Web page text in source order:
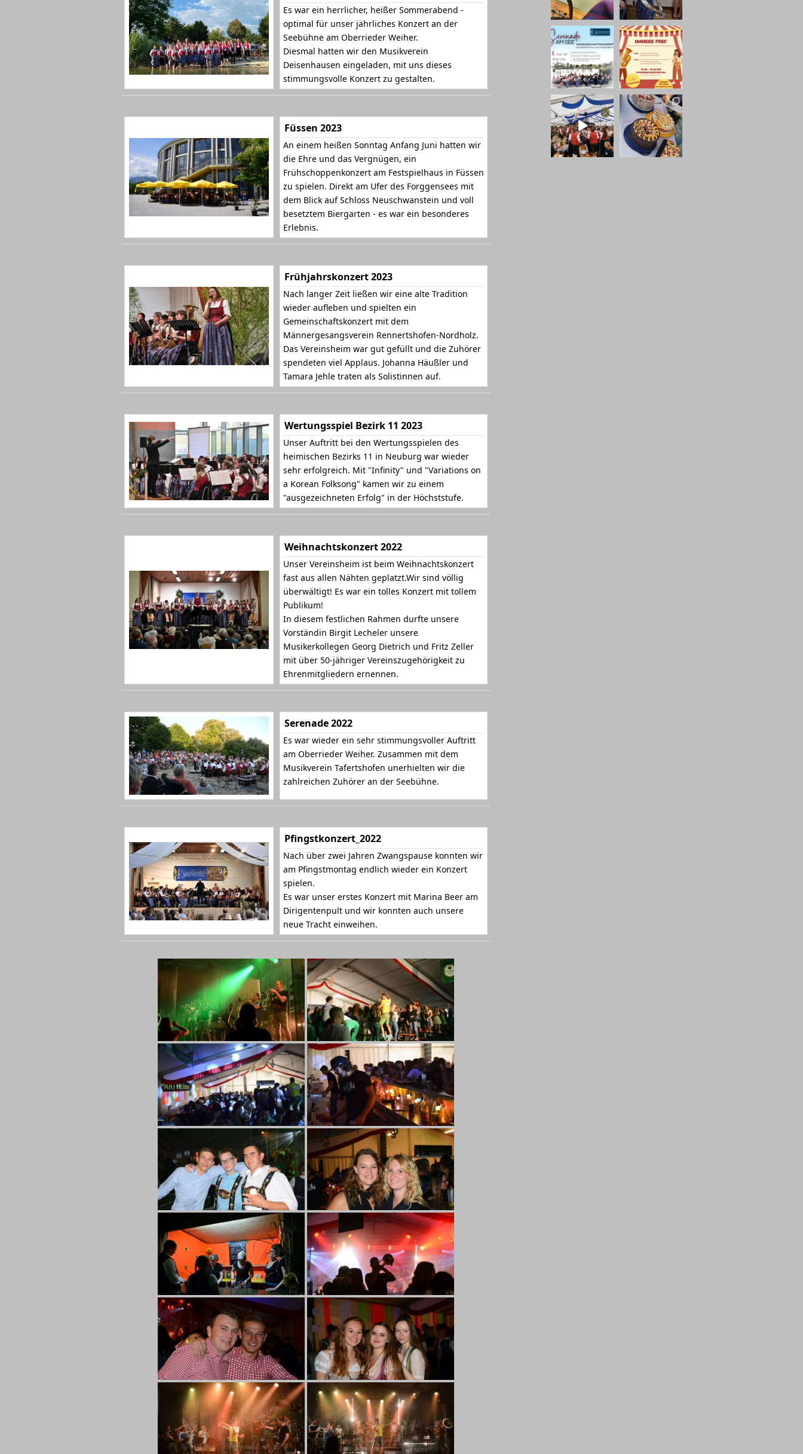
Es war ein herrlicher, heißer Sommerabend -
optimal für unser jährliches Konzert an der
Seebühne am Oberrieder Weiher.
Diesmal hatten wir den Musikverein
Deisenhausen eingeladen, mit uns dieses
stimmungsvolle Konzert zu gestalten.
Füssen 2023
An einem heißen Sonntag Anfang Juni hatten wir
die Ehre und das Vergnügen, ein
Frühschoppenkonzert am Festspielhaus in Füssen
zu spielen. Direkt am Ufer des Forggensees mit
dem Blick auf Schloss Neuschwanstein und voll
besetztem Biergarten - es war ein besonderes
Erlebnis.
Frühjahrskonzert 2023
Nach langer Zeit ließen wir eine alte Tradition
wieder aufleben und spielten ein
Gemeinschaftskonzert mit dem
Männergesangsverein Rennertshofen-Nordholz.
Das Vereinsheim war gut gefüllt und die Zuhörer
spendeten viel Applaus. Johanna Häußler und
Tamara Jehle traten als Solistinnen auf.
Wertungsspiel Bezirk 11 2023
Unser Auftritt bei den Wertungsspielen des
heimischen Bezirks 11 in Neuburg war wieder
sehr erfolgreich. Mit "Infinity" und "Variations on
a Korean Folksong" kamen wir zu einem
"ausgezeichneten Erfolg" in der Höchststufe.
Weihnachtskonzert 2022
Unser Vereinsheim ist beim Weihnachtskonzert
fast aus allen Nähten geplatzt.Wir sind völlig
überwältigt! Es war ein tolles Konzert mit tollem
Publikum!
In diesem festlichen Rahmen durfte unsere
Vorständin Birgit Lecheler unsere
Musikerkollegen Georg Dietrich und Fritz Zeller
mit über 50-jähriger Vereinszugehörigkeit zu
Ehrenmitgliedern ernennen.
Serenade 2022
Es war wieder ein sehr stimmungsvoller Auftritt
am Oberrieder Weiher. Zusammen mit dem
Musikverein Tafertshofen unerhielten wir die
zahlreichen Zuhörer an der Seebühne.
Pfingstkonzert_2022
Nach über zwei Jahren Zwangspause konnten wir
am Pfingstmontag endlich wieder ein Konzert
spielen.
Es war unser erstes Konzert mit Marina Beer am
Dirigentenpult und wir konnten auch unsere
neue Tracht einweihen.